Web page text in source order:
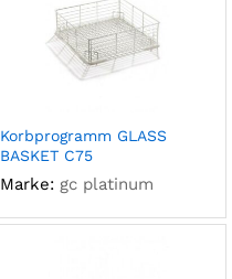
Korbprogramm GLASS
BASKET C75
Marke: gc platinum